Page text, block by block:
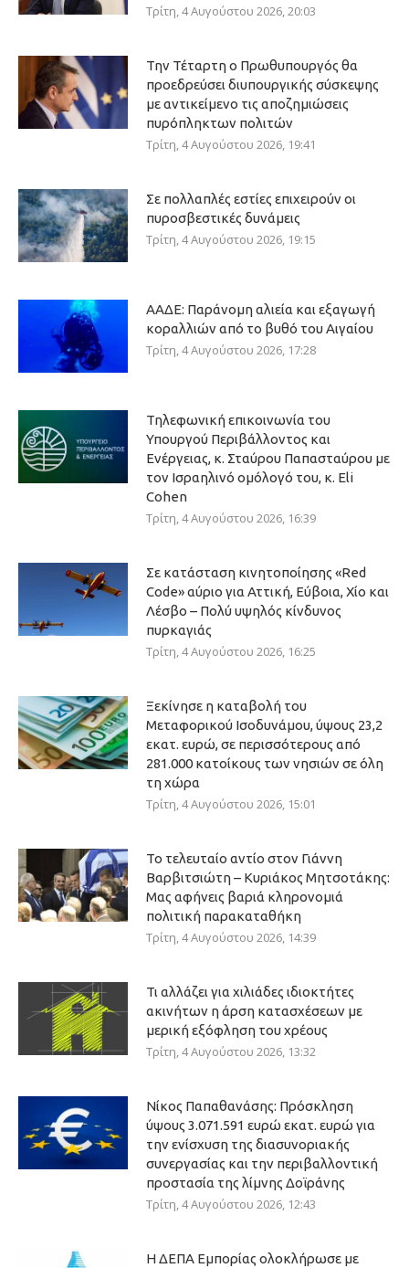
Τρίτη, 4 Αυγούστου 2026, 20:03
Την Τέταρτη ο Πρωθυπουργός θα
προεδρεύσει διυπουργικής σύσκεψης
με αντικείμενο τις αποζημιώσεις
πυρόπληκτων πολιτών
Τρίτη, 4 Αυγούστου 2026, 19:41
Σε πολλαπλές εστίες επιχειρούν οι
πυροσβεστικές δυνάμεις
Τρίτη, 4 Αυγούστου 2026, 19:15
ΑΑΔΕ: Παράνομη αλιεία και εξαγωγή
κοραλλιών από το βυθό του Αιγαίου
Τρίτη, 4 Αυγούστου 2026, 17:28
Τηλεφωνική επικοινωνία του
Υπουργού Περιβάλλοντος και
Ενέργειας, κ. Σταύρου Παπασταύρου με
τον Ισραηλινό ομόλογό του, κ. Eli
Cohen
Τρίτη, 4 Αυγούστου 2026, 16:39
Σε κατάσταση κινητοποίησης «Red
Code» αύριο για Αττική, Εύβοια, Χίο και
Λέσβο – Πολύ υψηλός κίνδυνος
πυρκαγιάς
Τρίτη, 4 Αυγούστου 2026, 16:25
Ξεκίνησε η καταβολή του
Μεταφορικού Ισοδυνάμου, ύψους 23,2
εκατ. ευρώ, σε περισσότερους από
281.000 κατοίκους των νησιών σε όλη
τη χώρα
Τρίτη, 4 Αυγούστου 2026, 15:01
Το τελευταίο αντίο στον Γιάννη
Βαρβιτσιώτη – Κυριάκος Μητσοτάκης:
Μας αφήνεις βαριά κληρονομιά
πολιτική παρακαταθήκη
Τρίτη, 4 Αυγούστου 2026, 14:39
Τι αλλάζει για χιλιάδες ιδιοκτήτες
ακινήτων η άρση κατασχέσεων με
μερική εξόφληση του χρέους
Τρίτη, 4 Αυγούστου 2026, 13:32
Νίκος Παπαθανάσης: Πρόσκληση
ύψους 3.071.591 ευρώ εκατ. ευρώ για
την ενίσχυση της διασυνοριακής
συνεργασίας και την περιβαλλοντική
προστασία της λίμνης Δοϊράνης
Τρίτη, 4 Αυγούστου 2026, 12:43
Η ΔΕΠΑ Εμπορίας ολοκλήρωσε με